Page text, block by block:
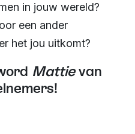
in jouw wereld?
een ander
het jou uitkomt?
Mattievan